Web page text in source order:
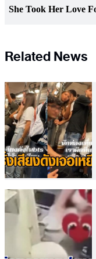
Related News